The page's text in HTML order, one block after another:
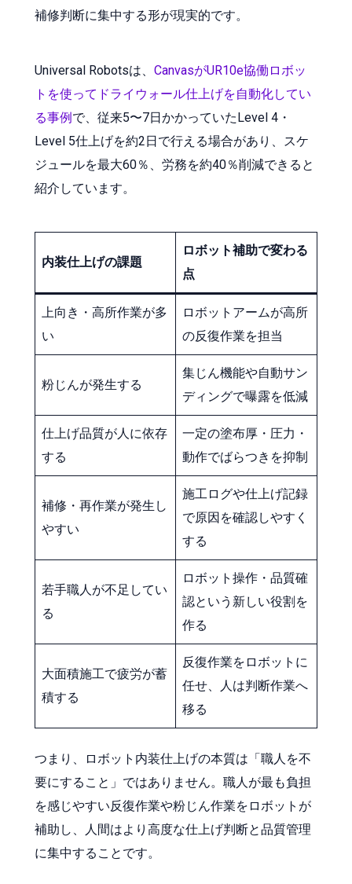
補修判断に集中する形が現実的です。
Universal Robotsは、 CanvasがUR10e協働ロボッ
トを使ってドライウォール仕上げを自動化してい
る事例で、従来5〜7日かかっていたLevel 4・
Level 5仕上げを約2日で行える場合があり、スケ
ジュールを最大60％、労務を約40％削減できると
紹介しています。
内装仕上げの課題
ロボット補助で変わる
点
上向き・高所作業が多
い
ロボットアームが高所
の反復作業を担当
粉じんが発生する
集じん機能や自動サン
ディングで曝露を低減
仕上げ品質が人に依存
する
一定の塗布厚・圧力・
動作でばらつきを抑制
補修・再作業が発生し
やすい
施工ログや仕上げ記録
で原因を確認しやすく
する
若手職人が不足してい
る
ロボット操作・品質確
認という新しい役割を
作る
大面積施工で疲労が蓄
積する
反復作業をロボットに
任せ、人は判断作業へ
移る
つまり、ロボット内装仕上げの本質は「職人を不
要にすること」ではありません。職人が最も負担
を感じやすい反復作業や粉じん作業をロボットが
補助し、人間はより高度な仕上げ判断と品質管理
に集中することです。